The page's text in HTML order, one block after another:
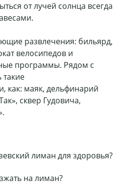
от лучей солнца всегда
развлечения: бильярд,
велосипедов и
программы. Рядом с
как: маяк, дельфинарий
сквер Гудовича,
лиман для здоровья?
на лиман?